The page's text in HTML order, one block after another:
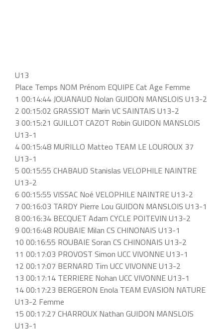
U13
Place Temps NOM Prénom EQUIPE Cat Age Femme
1 00:14:44 JOUANAUD Nolan GUIDON MANSLOIS U13-2
2 00:15:02 GRASSIOT Marin VC SAINTAIS U13-2
3 00:15:21 GUILLOT CAZOT Robin GUIDON MANSLOIS
U13-1
4 00:15:48 MURILLO Matteo TEAM LE LOUROUX 37
U13-1
5 00:15:55 CHABAUD Stanislas VELOPHILE NAINTRE
U13-2
6 00:15:55 VISSAC Noé VELOPHILE NAINTRE U13-2
7 00:16:03 TARDY Pierre Lou GUIDON MANSLOIS U13-1
8 00:16:34 BECQUET Adam CYCLE POITEVIN U13-2
9 00:16:48 ROUBAIE Milan CS CHINONAIS U13-1
10 00:16:55 ROUBAIE Soran CS CHINONAIS U13-2
11 00:17:03 PROVOST Simon UCC VIVONNE U13-1
12 00:17:07 BERNARD Tim UCC VIVONNE U13-2
13 00:17:14 TERRIERE Nohan UCC VIVONNE U13-1
14 00:17:23 BERGERON Enola TEAM EVASION NATURE
U13-2 Femme
15 00:17:27 CHARROUX Nathan GUIDON MANSLOIS
U13-1